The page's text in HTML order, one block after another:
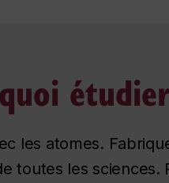
les atomes.
toutes les